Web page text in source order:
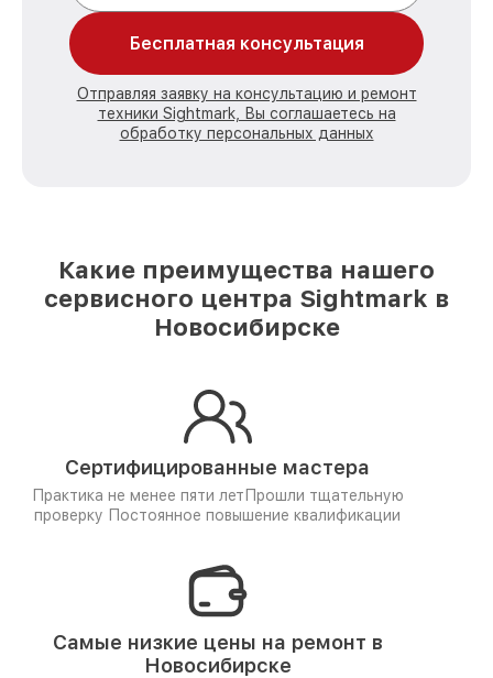
Бесплатная консультация
Отправляя заявку на консультацию и ремонт
техники Sightmark, Вы соглашаетесь на
обработку персональных данных
Какие преимущества нашего
сервисного центра Sightmark в
Новосибирске
Сертифицированные мастера
Практика не менее пяти лет Прошли тщательную
проверку Постоянное повышение квалификации
Самые низкие цены на ремонт в
Новосибирске